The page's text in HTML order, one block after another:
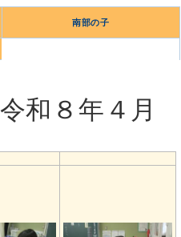
南部の子
令和８年４月